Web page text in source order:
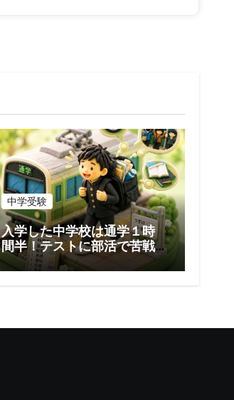
中学受験
入学した中学校は通学１時
間半！テストに部活で苦戦
する６月